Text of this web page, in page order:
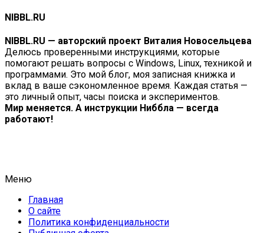
NIBBL.RU
NIBBL.RU — авторский проект Виталия Новосельцева
Делюсь проверенными инструкциями, которые
помогают решать вопросы с Windows, Linux, техникой и
программами. Это мой блог, моя записная книжка и
вклад в ваше сэкономленное время. Каждая статья —
это личный опыт, часы поиска и экспериментов.
Мир меняется. А инструкции Ниббла — всегда
работают!
Меню
Главная
О сайте
Политика конфиденциальности